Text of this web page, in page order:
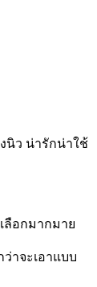
นิว น่ารักน่าใช้
ลือกมากมาย
ว่าจะเอาแบบ